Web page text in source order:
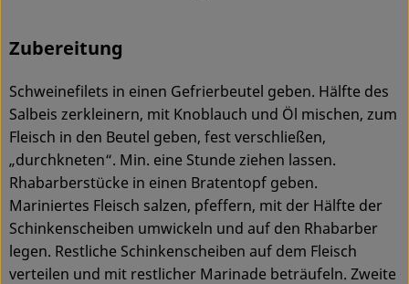
Haltbares
Getränke
Drogerie
So geht's
Über uns
Blog & Aktuelles
Zubereitung
Schweinefilets in einen Gefrierbeutel geben. Hälfte des
Salbeis zerkleinern, mit Knoblauch und Öl mischen, zum
Fleisch in den Beutel geben, fest verschließen,
„durchkneten“. Min. eine Stunde ziehen lassen.
Rhabarberstücke in einen Bratentopf geben.
Mariniertes Fleisch salzen, pfeffern, mit der Hälfte der
Schinkenscheiben umwickeln und auf den Rhabarber
legen. Restliche Schinkenscheiben auf dem Fleisch
verteilen und mit restlicher Marinade beträufeln. Zweite